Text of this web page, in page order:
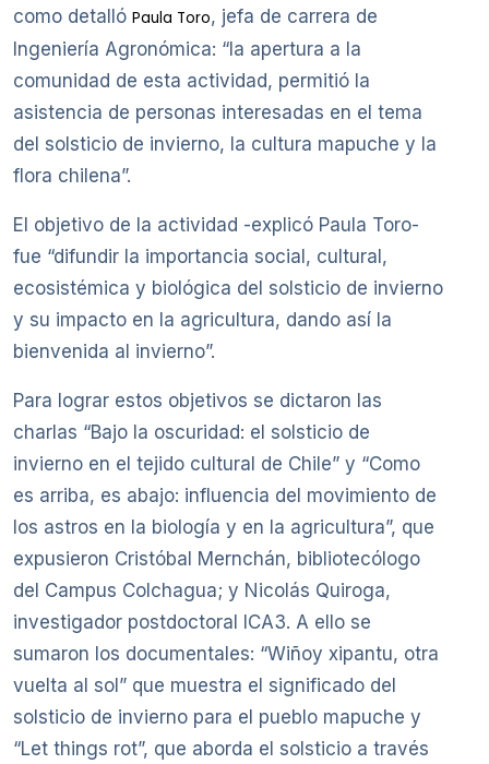
como detalló Paula Toro, jefa de carrera de
Ingeniería Agronómica: “la apertura a la
comunidad de esta actividad, permitió la
asistencia de personas interesadas en el tema
del solsticio de invierno, la cultura mapuche y la
flora chilena”.
El objetivo de la actividad -explicó Paula Toro-
fue “difundir la importancia social, cultural,
ecosistémica y biológica del solsticio de invierno
y su impacto en la agricultura, dando así la
bienvenida al invierno”.
Para lograr estos objetivos se dictaron las
charlas “Bajo la oscuridad: el solsticio de
invierno en el tejido cultural de Chile” y “Como
es arriba, es abajo: influencia del movimiento de
los astros en la biología y en la agricultura”, que
expusieron Cristóbal Mernchán, bibliotecólogo
del Campus Colchagua; y Nicolás Quiroga,
investigador postdoctoral ICA3. A ello se
sumaron los documentales: “Wiñoy xipantu, otra
vuelta al sol” que muestra el significado del
solsticio de invierno para el pueblo mapuche y
“Let things rot”, que aborda el solsticio a través